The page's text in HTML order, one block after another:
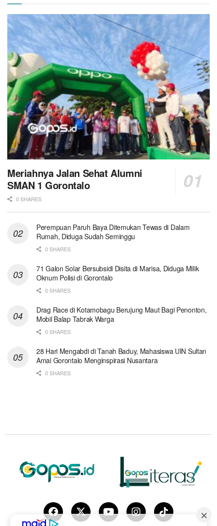
Meriahnya Jalan Sehat Alumni
SMAN 1 Gorontalo
0 SHARES
Perempuan Paruh Baya Ditemukan Tewas di Dalam
Rumah, Diduga Sudah Seminggu
0 SHARES
71 Galon Solar Bersubsidi Disita di Marisa, Diduga Milik
Oknum Polisi di Gorontalo
0 SHARES
Drag Race di Kotamobagu Berujung Maut Bagi Penonton,
Mobil Balap Tabrak Warga
0 SHARES
28 Hari Mengabdi di Tanah Baduy, Mahasiswa UIN Sultan
Amai Gorontalo Menginspirasi Nusantara
0 SHARES